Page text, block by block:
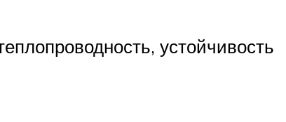
устойчивость